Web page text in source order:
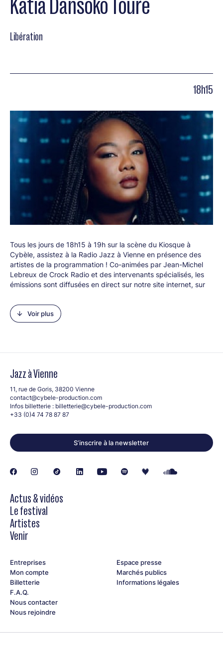
Katia Dansoko Touré
Libération
18h15
Tous les jours de 18h15 à 19h sur la scène du Kiosque à
Cybèle, assistez à la Radio Jazz à Vienne en présence des
artistes de la programmation ! Co-animées par Jean-Michel
Lebreux de Crock Radio et des intervenants spécialisés, les
émissions sont diffusées en direct sur notre site internet, sur
d'écoute.
Le 4 juillet, retrouvez Katia Dansoko Touré sur le plateau de
travaillé pourL'Obs,Slate Afrique,Jeune Afrique,Les
musique, elle collabore avec la revue
RPM,Le Monde Diplomatique
écrit également pour la programmation de festivals de
musique en France, ainsi que pour des musiciens.
Voir plus
Jazz à Vienne
11, rue de Goris, 38200 Vienne
contact@cybele-production.com
Infos billetterie : billetterie@cybele-production.com
+33 (0)4 74 78 87 87
S’inscrire à la newsletter
Actus & vidéos
Le festival
Artistes
Venir
Entreprises
Mon compte
Billetterie
F.A.Q.
Nous contacter
Nous rejoindre
Espace presse
Marchés publics
Informations légales